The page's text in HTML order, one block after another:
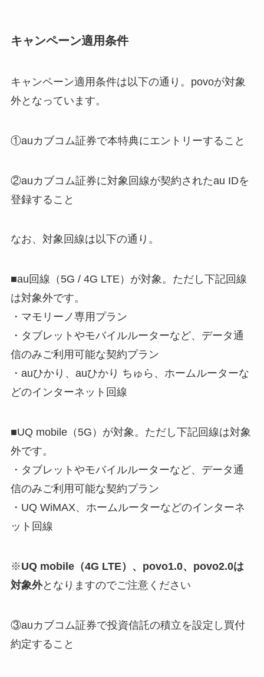
キャンペーン適用条件
キャンペーン適用条件は以下の通り。povoが対象
外となっています。
①auカブコム証券で本特典にエントリーすること
②auカブコム証券に対象回線が契約されたau IDを
登録すること
なお、対象回線は以下の通り。
■au回線（5G / 4G LTE）が対象。ただし下記回線
は対象外です。
・マモリーノ専用プラン
・タブレットやモバイルルーターなど、データ通
信のみご利用可能な契約プラン
・auひかり、auひかり ちゅら、ホームルーターな
どのインターネット回線
■UQ mobile（5G）が対象。ただし下記回線は対象
外です。
・タブレットやモバイルルーターなど、データ通
信のみご利用可能な契約プラン
・UQ WiMAX、ホームルーターなどのインターネ
ット回線
※UQ mobile（4G LTE）、povo1.0、povo2.0は
対象外となりますのでご注意ください
③auカブコム証券で投資信託の積立を設定し買付
約定すること